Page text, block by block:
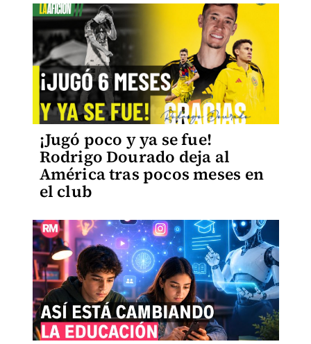
¡Jugó poco y ya se fue!
Rodrigo Dourado deja al
América tras pocos meses en
el club